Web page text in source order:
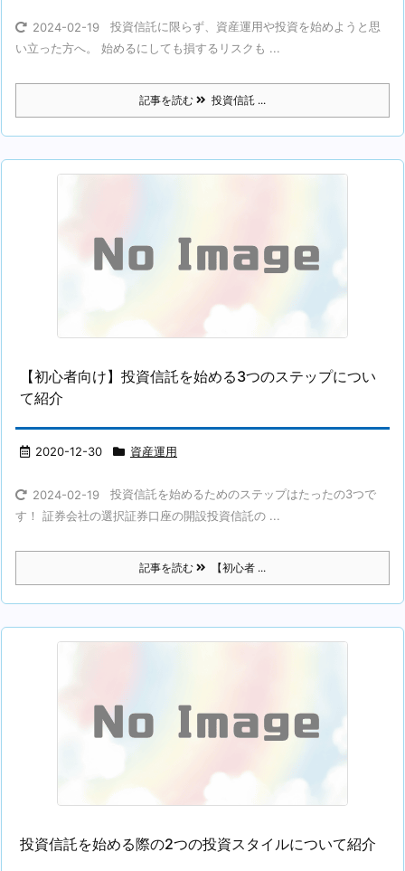
2024-02-19
投資信託に限らず、資産運用や投資を始めようと思
い立った方へ。 始めるにしても損するリスクも ...
記事を読む 投資信託 ...
【初心者向け】投資信託を始める3つのステップについ
て紹介
2020-12-30 資産運用
2024-02-19
投資信託を始めるためのステップはたったの3つで
す！ 証券会社の選択証券口座の開設投資信託の ...
記事を読む 【初心者 ...
投資信託を始める際の2つの投資スタイルについて紹介